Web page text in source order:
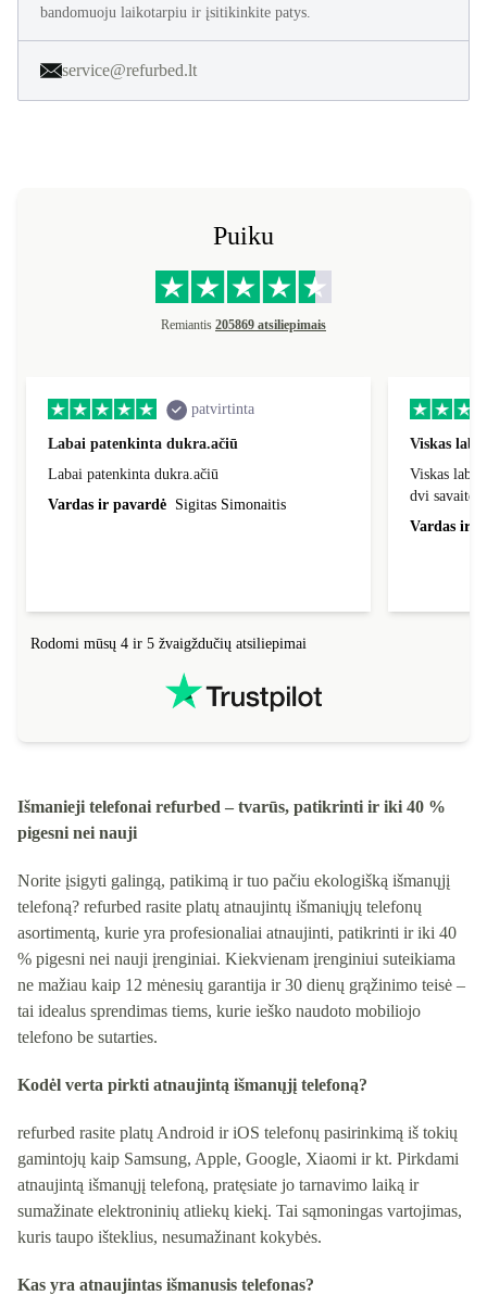
bandomuoju laikotarpiu ir įsitikinkite patys.
service@refurbed.lt
Puiku
Remiantis 205869 atsiliepimais
patvirtinta
Labai patenkinta dukra.ačiū
Labai patenkinta dukra.ačiū
Vardas ir pavardė Sigitas Simonaitis
Viskas
Viskas
dvi
Vardas ir
Rodomi mūsų 4 ir 5 žvaigždučių atsiliepimai
Išmanieji telefonai refurbed – tvarūs, patikrinti ir iki 40 %
pigesni nei nauji
Norite įsigyti galingą, patikimą ir tuo pačiu ekologišką išmanųjį
telefoną? refurbed rasite platų atnaujintų išmaniųjų telefonų
asortimentą, kurie yra profesionaliai atnaujinti, patikrinti ir iki 40
% pigesni nei nauji įrenginiai. Kiekvienam įrenginiui suteikiama
ne mažiau kaip 12 mėnesių garantija ir 30 dienų grąžinimo teisė –
tai idealus sprendimas tiems, kurie ieško naudoto mobiliojo
telefono be sutarties.
Kodėl verta pirkti atnaujintą išmanųjį telefoną?
refurbed rasite platų Android ir iOS telefonų pasirinkimą iš tokių
gamintojų kaip Samsung, Apple, Google, Xiaomi ir kt. Pirkdami
atnaujintą išmanųjį telefoną, pratęsiate jo tarnavimo laiką ir
sumažinate elektroninių atliekų kiekį. Tai sąmoningas vartojimas,
kuris taupo išteklius, nesumažinant kokybės.
Kas yra atnaujintas išmanusis telefonas?